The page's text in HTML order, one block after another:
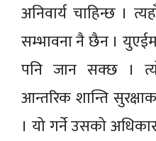
अनिवार्य चाहिन्छ ।
सम्भावना नै छैन ।
पनि जान सक्छ ।
आन्तरिक शान्ति
। यो गर्ने उसको